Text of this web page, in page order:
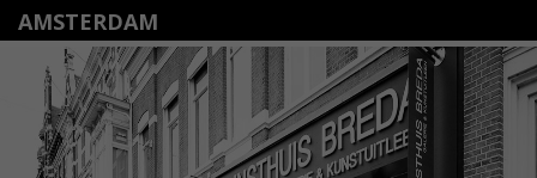
AMSTERDAM
Amstelveenseweg 135
1075 VX Amsterdam
+31 (0)20 2332546
info@kunsthuisamsterdam.nl